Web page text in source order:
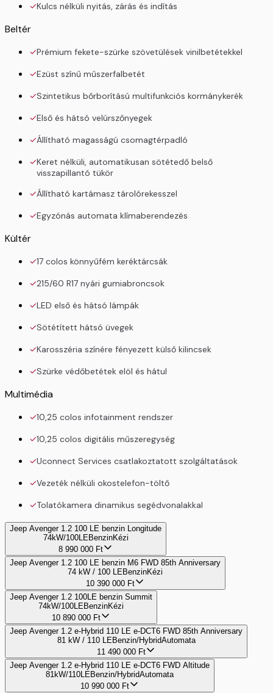
Kulcs nélküli nyitás, zárás és indítás
Beltér
Prémium fekete-szürke szövetülések vinilbetétekkel
Ezüst színű műszerfalbetét
Szintetikus bőrborítású multifunkciós kormánykerék
Első és hátsó velúrszőnyegek
Állítható magasságú csomagtérpadló
Keret nélküli, automatikusan sötétedő belső
visszapillantó tükör
Állítható kartámasz tárolórekesszel
Egyzónás automata klímaberendezés
Kültér
17 colos könnyűfém keréktárcsák
215/60 R17 nyári gumiabroncsok
LED első és hátsó lámpák
Sötétített hátsó üvegek
Karosszéria színére fényezett külső kilincsek
Szürke védőbetétek elöl és hátul
Multimédia
10,25 colos infotainment rendszer
10,25 colos digitális műszeregység
Uconnect Services csatlakoztatott szolgáltatások
Vezeték nélküli okostelefon-töltő
Tolatókamera dinamikus segédvonalakkal
Jeep Avenger 1.2 100 LE benzin Longitude
74kW/100LEBenzinKézi
8 990 000 Ft
Jeep Avenger 1.2 100 LE benzin M6 FWD 85th Anniversary
74 kW / 100 LEBenzinKézi
10 390 000 Ft
Jeep Avenger 1.2 100LE benzin Summit
74kW/100LEBenzinKézi
10 890 000 Ft
Jeep Avenger 1.2 e-Hybrid 110 LE e-DCT6 FWD 85th Anniversary
81 kW / 110 LEBenzin/HybridAutomata
11 490 000 Ft
Jeep Avenger 1.2 e-Hybrid 110 LE e-DCT6 FWD Altitude
81kW/110LEBenzin/HybridAutomata
10 990 000 Ft